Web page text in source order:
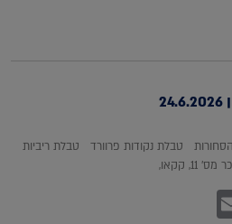
טבלת נקודות פרוורד טבלת ריביות